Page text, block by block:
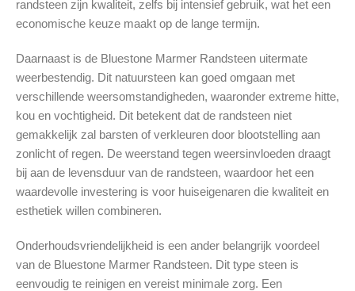
randsteen zijn kwaliteit, zelfs bij intensief gebruik, wat het een
economische keuze maakt op de lange termijn.
Daarnaast is de Bluestone Marmer Randsteen uitermate
weerbestendig. Dit natuursteen kan goed omgaan met
verschillende weersomstandigheden, waaronder extreme hitte,
kou en vochtigheid. Dit betekent dat de randsteen niet
gemakkelijk zal barsten of verkleuren door blootstelling aan
zonlicht of regen. De weerstand tegen weersinvloeden draagt
bij aan de levensduur van de randsteen, waardoor het een
waardevolle investering is voor huiseigenaren die kwaliteit en
esthetiek willen combineren.
Onderhoudsvriendelijkheid is een ander belangrijk voordeel
van de Bluestone Marmer Randsteen. Dit type steen is
eenvoudig te reinigen en vereist minimale zorg. Een